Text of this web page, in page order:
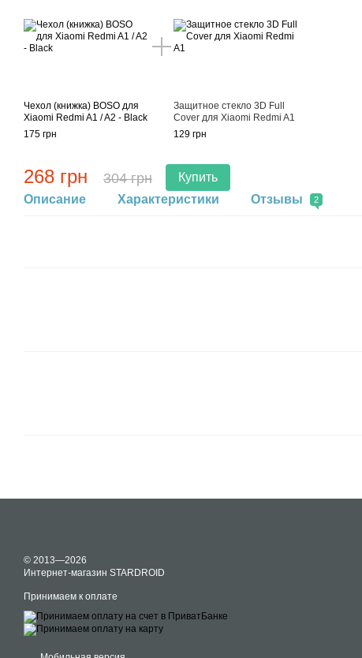
Чехол (книжка) BOSO для
Xiaomi Redmi A1 / A2 - Black
175 грн
Защитное стекло 3D Full
Cover для Xiaomi Redmi A1
129 грн
268 грн 304 грн
Купить
Описание
Характеристики Отзывы 2
© 2013—2026
Интернет-магазин STARDROID
Принимаем к оплате